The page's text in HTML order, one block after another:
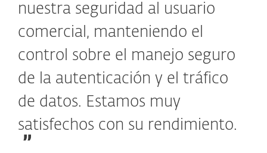
nuestra seguridad al usuario
comercial, manteniendo el
control sobre el manejo seguro
de la autenticación y el tráfico
de datos. Estamos muy
satisfechos con su rendimiento.